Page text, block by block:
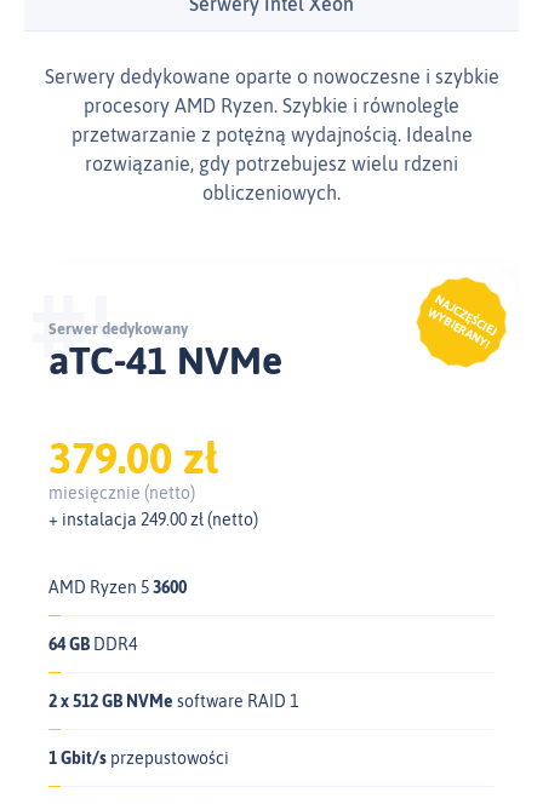
Serwery dedykowane oparte o nowoczesne i szybkie
procesory AMD Ryzen. Szybkie i równoległe
przetwarzanie z potężną wydajnością. Idealne
rozwiązanie, gdy potrzebujesz wielu rdzeni
obliczeniowych.
aTC-41 NVMe
Serwer dedykowany
379.00 zł
miesięcznie (netto)
+ instalacja 249.00 zł (netto)
AMD Ryzen 53600
64 GB DDR4
2 x 512 GB NVMe software RAID 1
1 Gbit/s przepustowości